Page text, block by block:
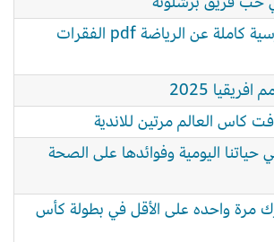
اجمل إذاعة مدرسية كاملة عن الرياضة pdf الفقرات
2025
كاس العالم مرتين للاندية
حياتنا اليومية وفوائدها على الصحة
مرة واحده على الأقل في بطولة كأس